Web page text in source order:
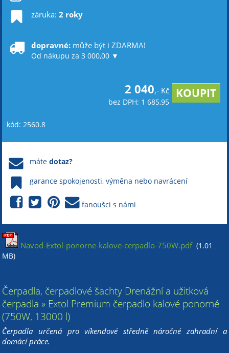
záruka: 2 roky
dopravné: může být i ZDARMA!
Od nákupu za 3 000,00 ▼
2 040,- Kč
bez DPH: 1 685,95
kód: 2560.8
mátedotaz?
garance spokojenosti, výměna nebo navrácení
fanoušci s námi
Navod-Extol-ponorne-kalove-cerpadlo-750W.pdf (1.01
MB)
Čerpadla, čerpadlové šachty Drenážní a užitková
čerpadla » Extol Premium čerpadlo kalové ponorné
(750W, 13000 l)
Čerpadla určená pro víkendové středně náročné zahradní a
domácí práce.